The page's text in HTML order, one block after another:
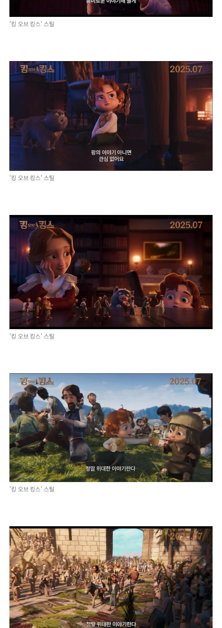
'킹 오브 킹스' 스틸
'킹 오브 킹스' 스틸
'킹 오브 킹스' 스틸
'킹 오브 킹스' 스틸